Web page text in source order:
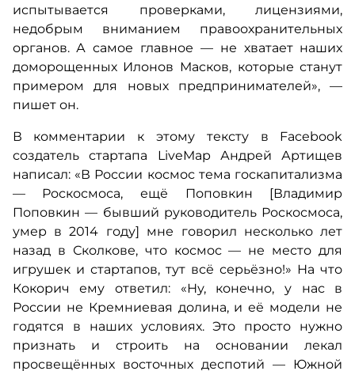
испытывается проверками, лицензиями,
недобрым вниманием правоохранительных
органов. А самое главное — не хватает наших
доморощенных Илонов Масков, которые станут
примером для новых предпринимателей», —
пишет он.
В комментарии к этому тексту в Facebook
создатель стартапа LiveMap Андрей Артищев
написал: «В России космос тема госкапитализма
— Роскосмоса, ещё Поповкин [Владимир
Поповкин — бывший руководитель Роскосмоса,
умер в 2014 году] мне говорил несколько лет
назад в Сколкове, что космос — не место для
игрушек и стартапов, тут всё серьёзно!» На что
Кокорич ему ответил: «Ну, конечно, у нас в
России не Кремниевая долина, и её модели не
годятся в наших условиях. Это просто нужно
признать и строить на основании лекал
просвещённых восточных деспотий — Южной